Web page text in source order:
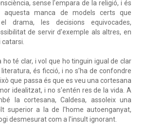
sense l'empara de la religió, i és
aquesta manca de models certs que
drama, les decisions equivocades,
de servir d'exemple als altres, en
ho té clar, i vol que ho tinguin igual de clar
és ficció, i no s’ha de confondre
que passa és que es veu una cortesana
idealitzat, i no s'entén res de la vida. A
la cortesana, Caldesa, assoleix una
superior a la de l'home autoenganyat,
desmesurat com a l'insult ignorant.